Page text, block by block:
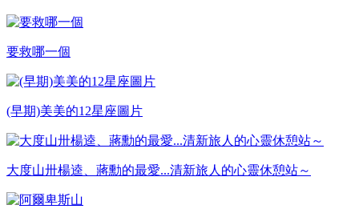
要救哪一個
(早期)美美的12星座圖片
大度山卅楊逵、蔣勳的最愛...清新旅人的心靈休憩站～